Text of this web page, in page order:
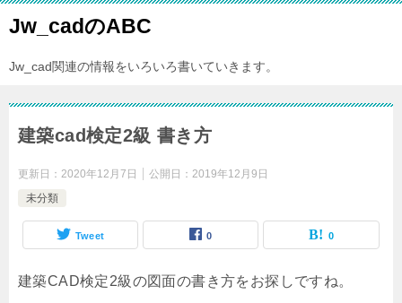
Jw_cadのABC
Jw_cad関連の情報をいろいろ書いていきます。
建築cad検定2級 書き方
更新日： 2020年12月7日 公開日： 2019年12月9日
未分類
Tweet 0 0
建築CAD検定2級の図面の書き方をお探しですね。